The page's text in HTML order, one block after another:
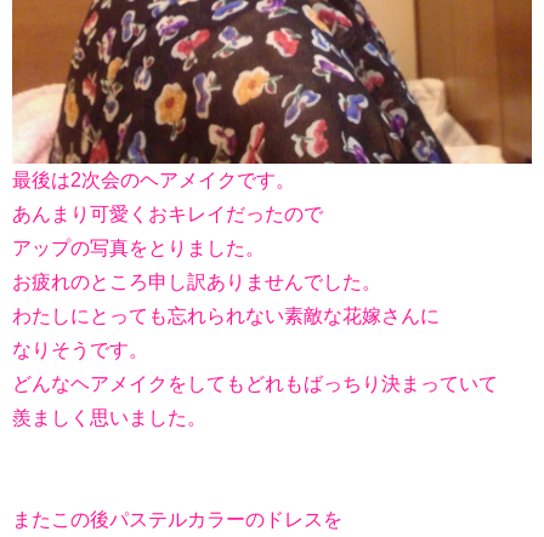
最後は2次会のヘアメイクです。
あんまり可愛くおキレイだったので
アップの写真をとりました。
お疲れのところ申し訳ありませんでした。
わたしにとっても忘れられない素敵な花嫁さんに
なりそうです。
どんなヘアメイクをしてもどれもばっちり決まっていて
羨ましく思いました。
またこの後パステルカラーのドレスを